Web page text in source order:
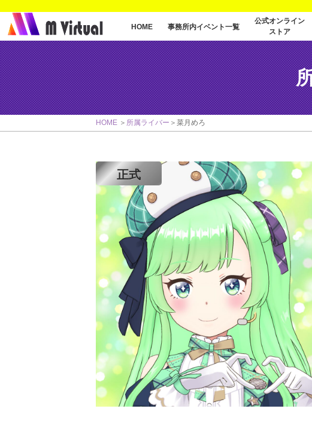
HOME 事務所内イベント一覧
公式オンライン
ストア
HOME 所属ライバー 菜月めろ
正式